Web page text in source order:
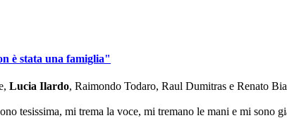
è stata una famiglia"
Lucia Ilardo, Raimondo Todaro, Raul Dumitras e Renato
tesissima, mi trema la voce, mi tremano le mani e mi sono